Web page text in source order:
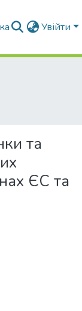
Увійти
та
ЄС та